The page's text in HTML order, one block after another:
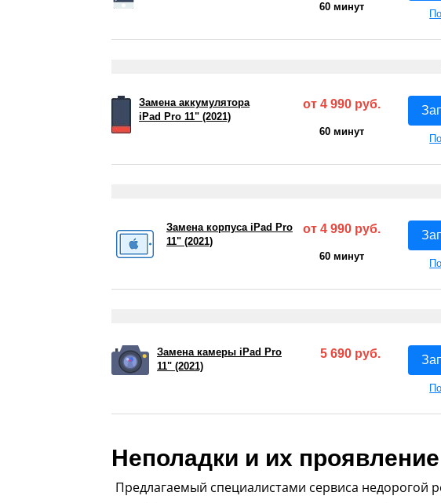
60 минут
Замена аккумулятора
iPad Pro 11" (2021)
от 4 990 руб.
60 минут
Замена корпуса iPad Pro
11" (2021)
от 4 990 руб.
60 минут
Замена камеры iPad Pro
11" (2021)
5 690 руб.
Неполадки и их проявление
Предлагаемый специалистами сервиса недорогой